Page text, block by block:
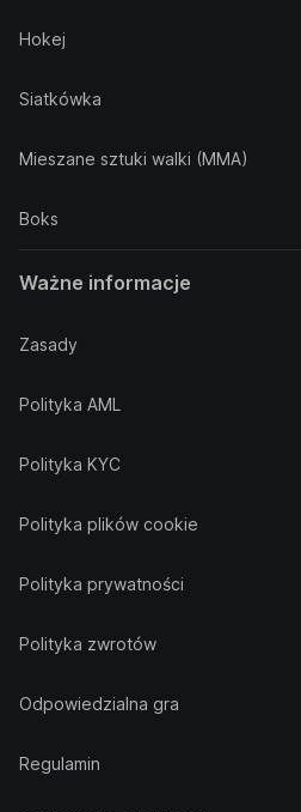
Hokej
Siatkówka
Mieszane sztuki walki (MMA)
Boks
Ważne informacje
Zasady
Polityka AML
Polityka KYC
Polityka plików cookie
Polityka prywatności
Polityka zwrotów
Odpowiedzialna gra
Regulamin